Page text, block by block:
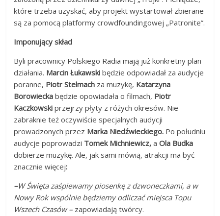
które trzeba uzyskać, aby projekt wystartował zbierane
są za pomocą platformy crowdfoundingowej „Patronite”.
Imponujący skład
Byli pracownicy Polskiego Radia mają już konkretny plan
działania. Marcin Łukawskibędzie odpowiadał za audycje
poranne, Piotr Stelmach za muzykę, Katarzyna
Borowiecka będzie opowiadała o filmach, Piotr
Kaczkowski przejrzy płyty z różych okresów. Nie
zabraknie też oczywiście specjalnych audycji
prowadzonych przez Marka Niedźwieckiego. Po południu
audycje poprowadzi Tomek Michniewicz, aOla Budka
dobierze muzykę. Ale, jak sami mówią, atrakcji ma być
znacznie więcej:
–W Święta zaśpiewamy piosenkę z dzwoneczkami, a w
Nowy Rok wspólnie będziemy odliczać miejsca Topu
Wszech Czasów – zapowiadają twórcy.